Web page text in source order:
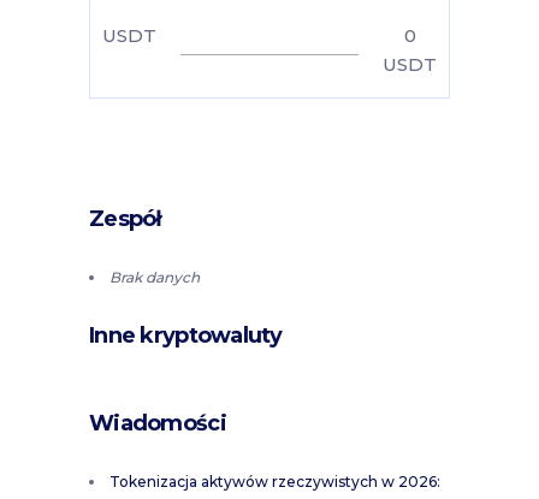
USDT
0
USDT
Zespół
Brak danych
Inne kryptowaluty
Wiadomości
Tokenizacja aktywów rzeczywistych w 2026: